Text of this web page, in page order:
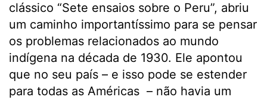
clássico “Sete ensaios sobre o Peru”, abriu
um caminho importantíssimo para se pensar
os problemas relacionados ao mundo
indígena na década de 1930. Ele apontou
que no seu país – e isso pode se estender
para todas as Américas – não havia um